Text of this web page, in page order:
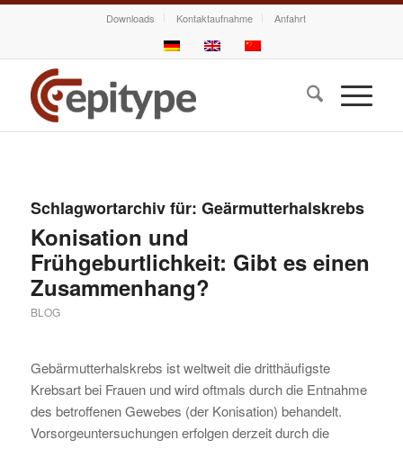
Downloads Kontaktaufnahme Anfahrt
Schlagwortarchiv für: Geärmutterhalskrebs
Konisation und
Frühgeburtlichkeit: Gibt es einen
Zusammenhang?
BLOG
Gebärmutterhalskrebs ist weltweit die dritthäufigste
Krebsart bei Frauen und wird oftmals durch die Entnahme
des betroffenen Gewebes (der Konisation) behandelt.
Vorsorgeuntersuchungen erfolgen derzeit durch die